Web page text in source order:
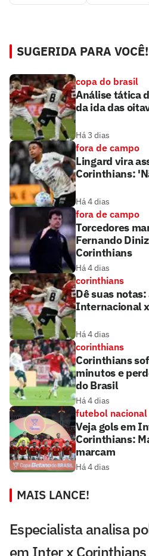
SUGERIDA PARA VOCÊ!
copa do brasil
Análise tática
da ida das
Há 3 dias
fora de campo
Lingard vira
Corinthians:
Há 4 dias
fora de campo
Torcedores
Fernando
Corinthians
Há 4 dias
corinthians
Dê suas
Internacional
Há 4 dias
corinthians
Corinthians
minutos e
do Brasil
Há 4 dias
futebol nacional
Veja gols em
Corinthians:
marcam
Há 4 dias
MAIS LANCE!
Especialista analisa
em Inter x Corinthians